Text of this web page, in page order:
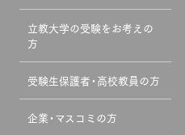
立教大学の受験をお考えの
方
受験生保護者・高校教員の方
企業・マスコミの方